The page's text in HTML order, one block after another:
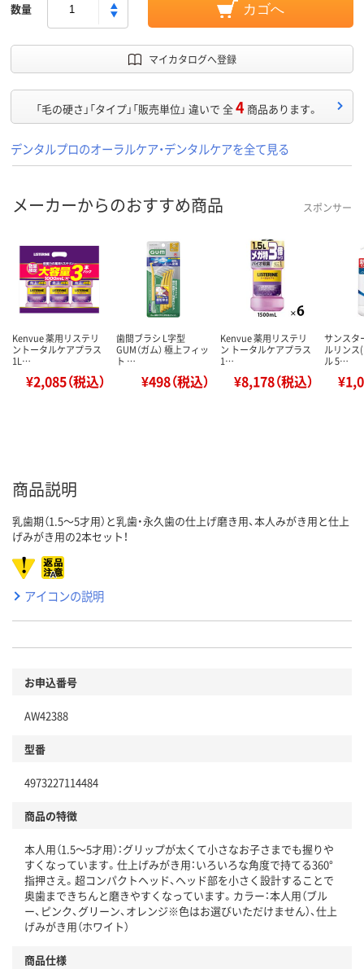
数量 カゴへ
マイカタログへ登録
「毛の硬さ」「タイプ」「販売単位」 違いで 全4 商品あります。
デンタルプロのオーラルケア・デンタルケアを全て見る
メーカーからのおすすめ商品 スポンサー
Kenvue 薬用リステリ
ントータルケアプラス
1L…
¥2,085（税込）
歯間ブラシ L字型
GUM（ガム） 極上フィッ
ト …
¥498（税込）
Kenvue 薬用リステリ
ン トータルケアプラス
1…
¥8,178（税込）
サンスタ
ルリンス
ル 5…
商品説明
乳歯期（1.5～5才用）と乳歯・永久歯の仕上げ磨き用、本人みがき用と仕上
げみがき用の2本セット！
アイコンの説明
お申込番号
AW42388
型番
4973227114484
商品の特徴
本人用（1.5～5才用）：グリップが太くて小さなお子さまでも握りや
すくなっています。仕上げみがき用：いろいろな角度で持てる360°
指押さえ。超コンパクトヘッド、ヘッド部を小さく設計することで
奥歯まできちんと磨きやすくなっています。カラー：本人用（ブル
ー、ピンク、グリーン、オレンジ※色はお選びいただけません）、仕上
げみがき用（ホワイト）
商品仕様